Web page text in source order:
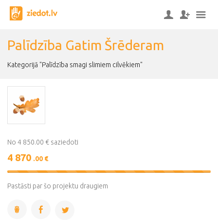
Palīdzība Gatim Šrēderam
Kategorijā "Palīdzība smagi slimiem cilvēkiem"
No 4 850.00 € saziedoti
4 870 .00 €
100%
Pastāsti par šo projektu draugiem